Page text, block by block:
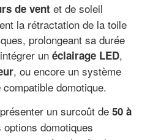
de vent et de soleil
la rétractation de la toile
prolongeant sa durée
un éclairage LED,
, ou encore un système
compatible domotique.
un surcoût de 50 à
domotiques